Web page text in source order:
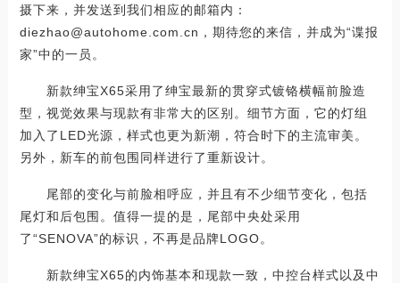
摄下来，并发送到我们相应的邮箱内：
diezhao@autohome.com.cn，期待您的来信，并成为“谍报
家”中的一员。
新款绅宝X65采用了绅宝最新的贯穿式镀铬横幅前脸造
型，视觉效果与现款有非常大的区别。细节方面，它的灯组
加入了LED光源，样式也更为新潮，符合时下的主流审美。
另外，新车的前包围同样进行了重新设计。
尾部的变化与前脸相呼应，并且有不少细节变化，包括
尾灯和后包围。值得一提的是，尾部中央处采用
了“SENOVA”的标识，不再是品牌LOGO。
新款绅宝X65的内饰基本和现款一致，中控台样式以及中